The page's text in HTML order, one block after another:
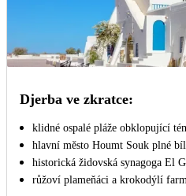
Djerba ve zkratce:
klidné ospalé pláže obklopující
hlavní město Houmt Souk plné
historická židovská synagoga El
růžoví plameňáci a krokodýlí